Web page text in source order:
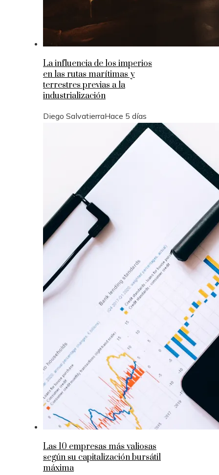
La influencia de los imperios
en las rutas marítimas y
terrestres previas a la
industrialización
Diego SalvatierraHace 5 días
Las 10 empresas más valiosas
según su capitalización bursátil
máxima